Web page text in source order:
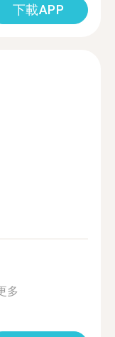
下載APP
多